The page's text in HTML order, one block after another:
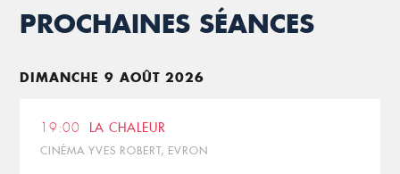
PROCHAINES SÉANCES
DIMANCHE 9 AOÛT 2026
19:00 LA CHALEUR
CINÉMA YVES ROBERT, EVRON